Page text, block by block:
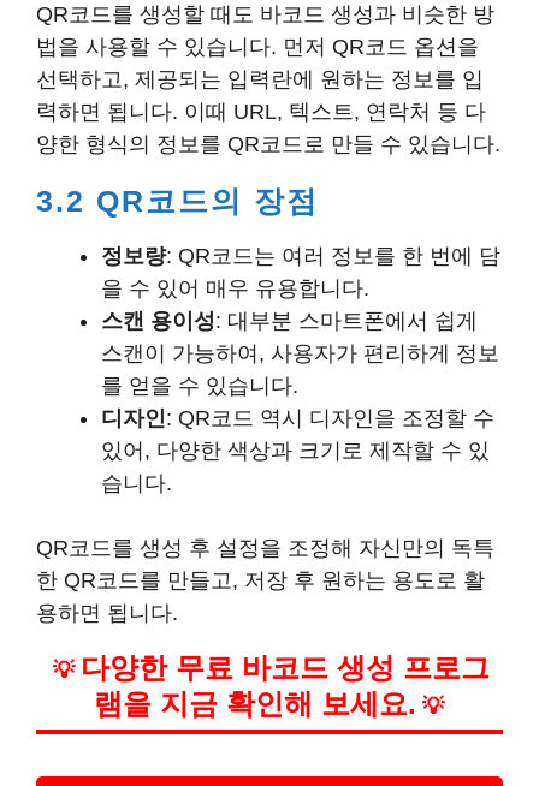
QR코드를 생성할 때도 바코드 생성과 비슷한 방
법을 사용할 수 있습니다. 먼저 QR코드 옵션을
선택하고, 제공되는 입력란에 원하는 정보를 입
력하면 됩니다. 이때 URL, 텍스트, 연락처 등 다
양한 형식의 정보를 QR코드로 만들 수 있습니다.
3.2 QR코드의 장점
정보량: QR코드는 여러 정보를 한 번에 담
을 수 있어 매우 유용합니다.
스캔 용이성: 대부분 스마트폰에서 쉽게
스캔이 가능하여, 사용자가 편리하게 정보
를 얻을 수 있습니다.
디자인: QR코드 역시 디자인을 조정할 수
있어, 다양한 색상과 크기로 제작할 수 있
습니다.
QR코드를 생성 후 설정을 조정해 자신만의 독특
한 QR코드를 만들고, 저장 후 원하는 용도로 활
용하면 됩니다.
💡 다양한 무료 바코드 생성 프로그
램을 지금 확인해 보세요. 💡